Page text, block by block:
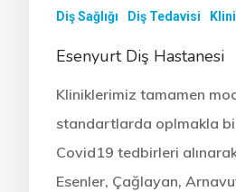
Diş Sağlığı Diş Tedavisi
Esenyurt Diş Hastanesi
Kliniklerimiz tamamen
standartlarda oplmakla
Covid19 tedbirleri
Esenler, Çağlayan,